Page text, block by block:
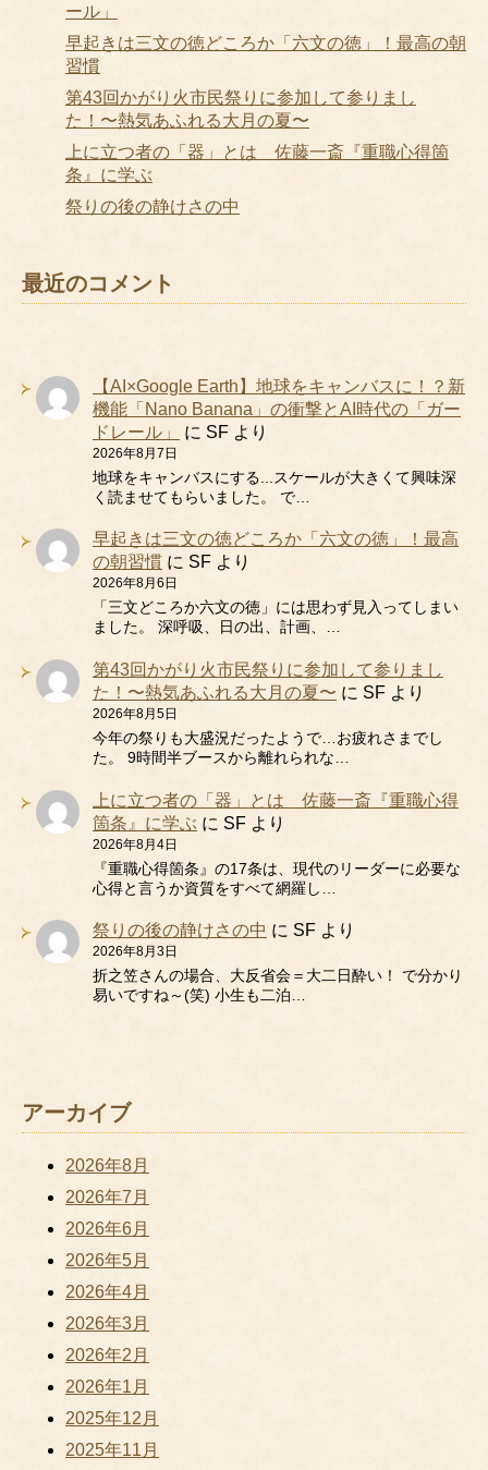
ール」
早起きは三文の徳どころか「六文の徳」！最高の朝
習慣
第43回かがり火市民祭りに参加して参りまし
た！〜熱気あふれる大月の夏〜
上に立つ者の「器」とは 佐藤一斎『重職心得箇
条』に学ぶ
祭りの後の静けさの中
最近のコメント
【AI×Google Earth】地球をキャンバスに！？新
機能「Nano Banana」の衝撃とAI時代の「ガー
ドレール」
に SF より
2026年8月7日
地球をキャンバスにする...スケールが大きくて興味深
く読ませてもらいました。 で…
早起きは三文の徳どころか「六文の徳」！最高
の朝習慣 に SF より
2026年8月6日
「三文どころか六文の徳」には思わず見入ってしまい
ました。 深呼吸、日の出、計画、…
第43回かがり火市民祭りに参加して参りまし
た！〜熱気あふれる大月の夏〜 に SF より
2026年8月5日
今年の祭りも大盛況だったようで…お疲れさまでし
た。 9時間半ブースから離れられな…
上に立つ者の「器」とは 佐藤一斎『重職心得
箇条』に学ぶ に SF より
2026年8月4日
『重職心得箇条』の17条は、現代のリーダーに必要な
心得と言うか資質をすべて網羅し…
祭りの後の静けさの中 に SF より
2026年8月3日
折之笠さんの場合、大反省会＝大二日酔い！ で分かり
易いですね～(笑) 小生も二泊…
アーカイブ
2026年8月
2026年7月
2026年6月
2026年5月
2026年4月
2026年3月
2026年2月
2026年1月
2025年12月
2025年11月